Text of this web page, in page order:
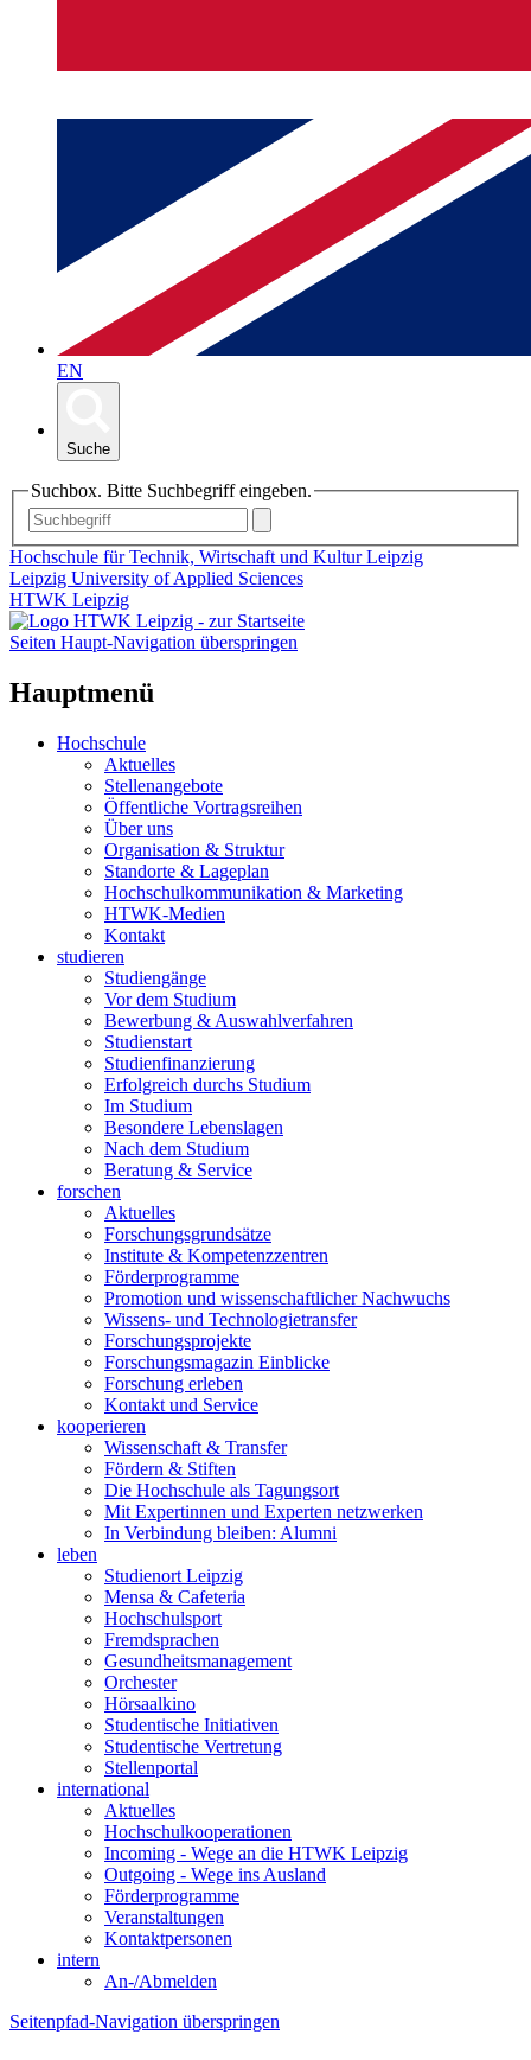
EN
Suche
Suchbox. Bitte Suchbegriff eingeben.
Hochschule für Technik, Wirtschaft und Kultur Leipzig
Leipzig University of Applied Sciences
HTWK Leipzig
Seiten Haupt-Navigation überspringen
Hauptmenü
Hochschule
Aktuelles
Stellenangebote
Öffentliche Vortragsreihen
Über uns
Organisation & Struktur
Standorte & Lageplan
Hochschulkommunikation & Marketing
HTWK-Medien
Kontakt
studieren
Studiengänge
Vor dem Studium
Bewerbung & Auswahlverfahren
Studienstart
Studienfinanzierung
Erfolgreich durchs Studium
Im Studium
Besondere Lebenslagen
Nach dem Studium
Beratung & Service
forschen
Aktuelles
Forschungsgrundsätze
Institute & Kompetenzzentren
Förderprogramme
Promotion und wissenschaftlicher Nachwuchs
Wissens- und Technologietransfer
Forschungsprojekte
Forschungsmagazin Einblicke
Forschung erleben
Kontakt und Service
kooperieren
Wissenschaft & Transfer
Fördern & Stiften
Die Hochschule als Tagungsort
Mit Expertinnen und Experten netzwerken
In Verbindung bleiben: Alumni
leben
Studienort Leipzig
Mensa & Cafeteria
Hochschulsport
Fremdsprachen
Gesundheitsmanagement
Orchester
Hörsaalkino
Studentische Initiativen
Studentische Vertretung
Stellenportal
international
Aktuelles
Hochschulkooperationen
Incoming - Wege an die HTWK Leipzig
Outgoing - Wege ins Ausland
Förderprogramme
Veranstaltungen
Kontaktpersonen
intern
An-/Abmelden
Seitenpfad-Navigation überspringen